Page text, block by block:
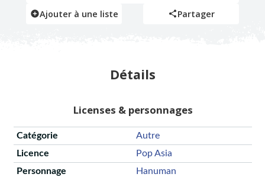
Ajouter à une liste
Partager
Détails
Licenses & personnages
Catégorie
Autre
Licence
Pop Asia
Personnage
Hanuman